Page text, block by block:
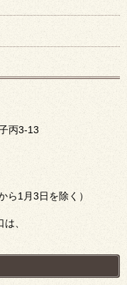
丙3-13
ら1月3日を除く）
、